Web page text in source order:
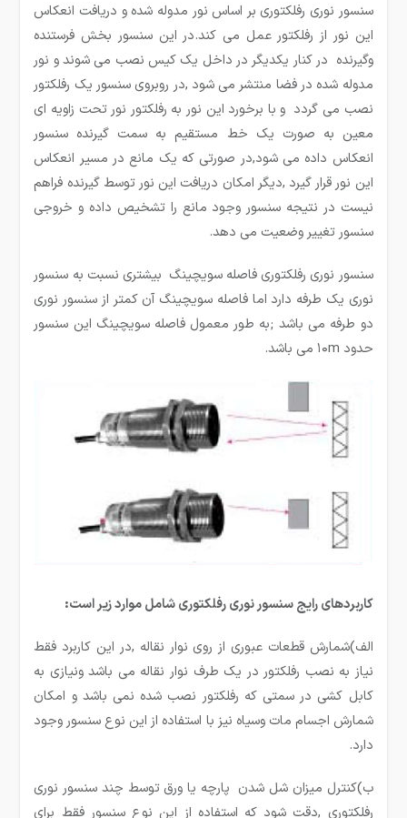
سنسور نوری رفلکتوری بر اساس نور مدوله شده و دریافت انعکاس
این نور از رفلکتور عمل می کند.در این سنسور بخش فرستنده
وگیرنده در کنار یکدیگر در داخل یک کیس نصب می شوند و نور
مدوله شده در فضا منتشر می شود ,در روبروی سنسور یک رفلکتور
نصب می گردد و با برخورد این نور به رفلکتور نور تحت زاویه ای
معین به صورت یک خط مستقیم به سمت گیرنده سنسور
انعکاس داده می شود,در صورتی که یک مانع در مسیر انعکاس
این نور قرار گیرد ,دیگر امکان دریافت این نور توسط گیرنده فراهم
نیست در نتیجه سنسور وجود مانع را تشخیص داده و خروجی
سنسور تغییر وضعیت می دهد.
سنسور نوری رفلکتوری فاصله سویچینگ بیشتری نسبت به سنسور
نوری یک طرفه دارد اما فاصله سویچینگ آن کمتر از سنسور نوری
دو طرفه می باشد ;به طور معمول فاصله سویچینگ این سنسور
حدود ۱۰m می باشد.
کاربردهای رایج سنسور نوری رفلکتوری شامل موارد زیر است:
الف)شمارش قطعات عبوری از روی نوار نقاله ,در این کاربرد فقط
نیاز به نصب رفلکتور در یک طرف نوار نقاله می باشد ونیازی به
کابل کشی در سمتی که رفلکتور نصب شده نمی باشد و امکان
شمارش اجسام مات وسیاه نیز با استفاده از این نوع سنسور وجود
دارد.
ب)کنترل میزان شل شدن پارچه یا ورق توسط چند سنسور نوری
رفلکتوری ,دقت شود که استفاده از این نوع سنسور فقط برای